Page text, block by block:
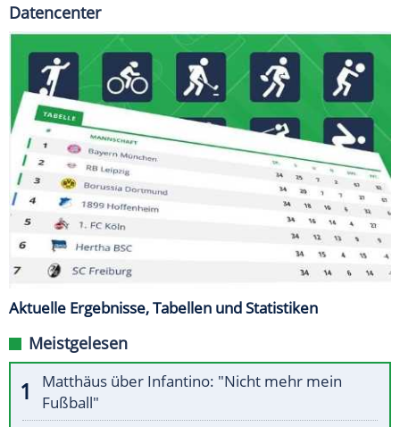
Datencenter
Aktuelle Ergebnisse, Tabellen und Statistiken
Meistgelesen
Matthäus über Infantino: "Nicht mehr mein
Fußball"